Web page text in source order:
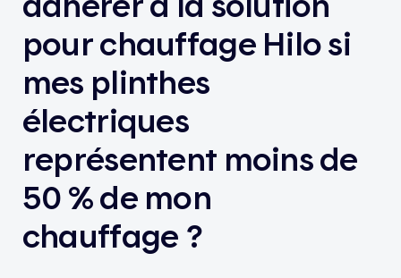
pour chauffage Hilo si
mes plinthes
électriques
représentent moins de
50 % de mon
chauffage ?